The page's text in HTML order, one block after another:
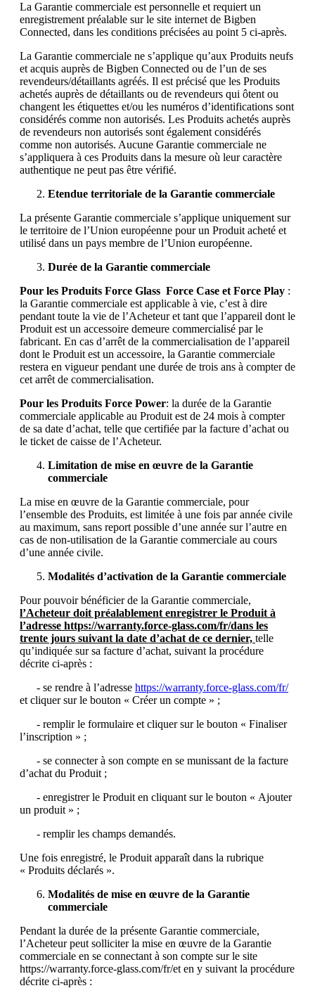
La Garantie commerciale est personnelle et requiert un
enregistrement préalable sur le site internet de Bigben
Connected, dans les conditions précisées au point 5 ci-après.
La Garantie commerciale ne s’applique qu’aux Produits neufs
et acquis auprès de Bigben Connected ou de l’un de ses
revendeurs/détaillants agréés. Il est précisé que les Produits
achetés auprès de détaillants ou de revendeurs qui ôtent ou
changent les étiquettes et/ou les numéros d’identifications sont
considérés comme non autorisés. Les Produits achetés auprès
de revendeurs non autorisés sont également considérés
comme non autorisés. Aucune Garantie commerciale ne
s’appliquera à ces Produits dans la mesure où leur caractère
authentique ne peut pas être vérifié.
Etendue territoriale de la Garantie commerciale
La présente Garantie commerciale s’applique uniquement sur
le territoire de l’Union européenne pour un Produit acheté et
utilisé dans un pays membre de l’Union européenne.
Durée de la Garantie commerciale
Pour les Produits Force Glass Force Case et Force Play :
la Garantie commerciale est applicable à vie, c’est à dire
pendant toute la vie de l’Acheteur et tant que l’appareil dont le
Produit est un accessoire demeure commercialisé par le
fabricant. En cas d’arrêt de la commercialisation de l’appareil
dont le Produit est un accessoire, la Garantie commerciale
restera en vigueur pendant une durée de trois ans à compter de
cet arrêt de commercialisation.
Pour les Produits Force Power: la durée de la Garantie
commerciale applicable au Produit est de 24 mois à compter
de sa date d’achat, telle que certifiée par la facture d’achat ou
le ticket de caisse de l’Acheteur.
Limitation de mise en œuvre de la Garantie
commerciale
La mise en œuvre de la Garantie commerciale, pour
l’ensemble des Produits, est limitée à une fois par année civile
au maximum, sans report possible d’une année sur l’autre en
cas de non-utilisation de la Garantie commerciale au cours
d’une année civile.
Modalités d’activation de la Garantie commerciale
Pour pouvoir bénéficier de la Garantie commerciale,
l’Acheteur doit préalablement enregistrer le Produit à
l’adresse https://warranty.force-glass.com/fr/dans les
trente jours suivant la date d’achat de ce dernier, telle
qu’indiquée sur sa facture d’achat, suivant la procédure
décrite ci-après :
- se rendre à l’adresse https://warranty.force-glass.com/fr/
et cliquer sur le bouton « Créer un compte » ;
- remplir le formulaire et cliquer sur le bouton « Finaliser
l’inscription » ;
- se connecter à son compte en se munissant de la facture
d’achat du Produit ;
- enregistrer le Produit en cliquant sur le bouton « Ajouter
un produit » ;
- remplir les champs demandés.
Une fois enregistré, le Produit apparaît dans la rubrique
« Produits déclarés ».
Modalités de mise en œuvre de la Garantie
commerciale
Pendant la durée de la présente Garantie commerciale,
l’Acheteur peut solliciter la mise en œuvre de la Garantie
commerciale en se connectant à son compte sur le site
https://warranty.force-glass.com/fr/et en y suivant la procédure
décrite ci-après :